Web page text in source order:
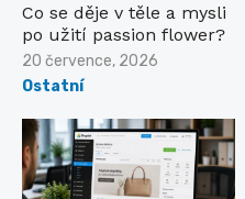
Co se děje v těle a mysli
po užití passion flower?
Posted
on
20 července, 2026
Ostatní